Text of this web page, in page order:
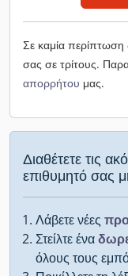
Σε καμία περίπτωση
σας σε τρίτους.
απορρήτου μας.
Διαθέτετε τις
επιθυμητό σας
Λάβετε νέες
Στείλτε ένα
όλους τους